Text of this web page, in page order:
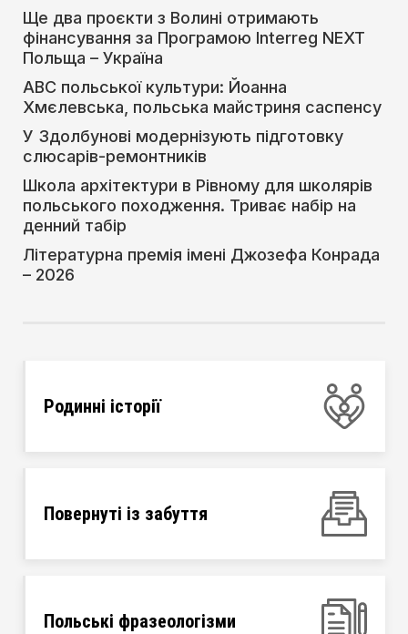
Ще два проєкти з Волині отримають
фінансування за Програмою Interreg NEXT
Польща – Україна
АВС польської культури: Йоанна
Хмєлевська, польська майстриня саспенсу
У Здолбунові модернізують підготовку
слюсарів-ремонтників
Школа архітектури в Рівному для школярів
польського походження. Триває набір на
денний табір
Літературна премія імені Джозефа Конрада
– 2026
Родинні історії
Повернуті із забуття
Польські фразеологізми